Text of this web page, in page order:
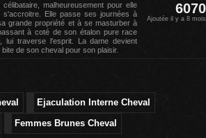
malheureusement pour elle
Elle passe ses journées à
grande propriété et à se masturber à
à coté de son étalon pure race
traverse l'esprit. La dame devient
de son cheval pour son plaisir.
6070
Ajoutée il y a 8 mois
Ejaculation Interne Cheval
Femmes Brunes Cheval